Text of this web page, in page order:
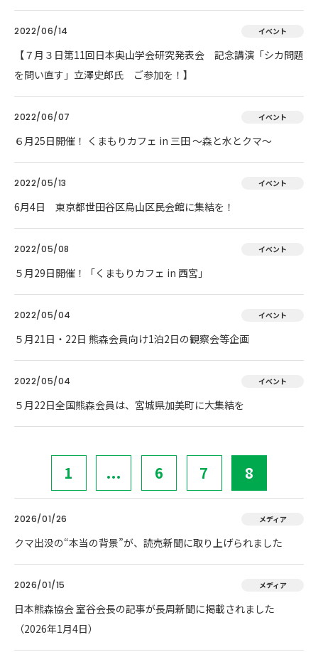
2022/06/14 イベント
【７月３日第11回日本奥山学会研究発表会 記念講演「シカ問題
を問い直す」立澤史郎氏 ご参加を！】
2022/06/07 イベント
６月25日開催！ くまもりカフェ in 三田 ～森と水とクマ～
2022/05/13 イベント
6月4日 東京都世田谷区烏山区民会館に集結を！
2022/05/08 イベント
５月29日開催！「くまもりカフェ in 西宮」
2022/05/04 イベント
５月21日・22日 熊森会員向け1泊2日の観察会等企画
2022/05/04 イベント
５月22日全国熊森会員は、宮城県加美町に大集結を
1 ... 6 7 8
2026/01/26 メディア
クマ出没の“本当の背景”が、読売新聞に取り上げられました
2026/01/15 メディア
日本熊森協会 室谷会長の記事が長周新聞に掲載されました
（2026年1月4日）